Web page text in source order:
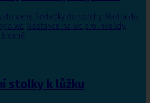
do vany, Sedačky do sprchy, Madla do
a wc, Nástavce na wc pro invalidy,
vaně
stolky k lůžku